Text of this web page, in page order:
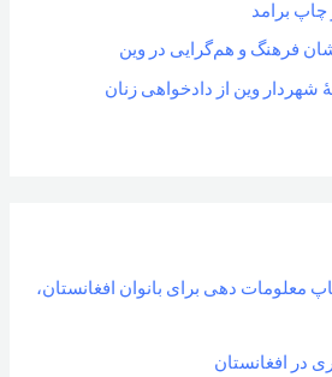
فرهنگ و هم‌گرایی در وین
وین از دادخواهی زنان
معلومات دهی برای بانوان افغانستان،
در افغانستان